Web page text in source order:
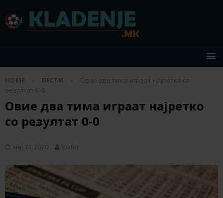
HOME ВЕСТИ
Овие два тима играат најретко со
резултат 0-0
Овие два тима играат најретко
со резултат 0-0
мај 13, 2020 Viktor